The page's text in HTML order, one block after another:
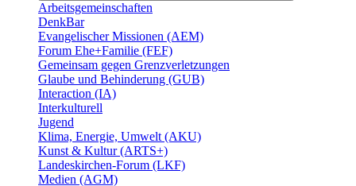
Arbeitsgemeinschaften
DenkBar
Evangelischer Missionen (AEM)
Forum Ehe+Familie (FEF)
Gemeinsam gegen Grenzverletzungen
Glaube und Behinderung (GUB)
Interaction (IA)
Interkulturell
Jugend
Klima, Energie, Umwelt (AKU)
Kunst & Kultur (ARTS+)
Landeskirchen-Forum (LKF)
Medien (AGM)